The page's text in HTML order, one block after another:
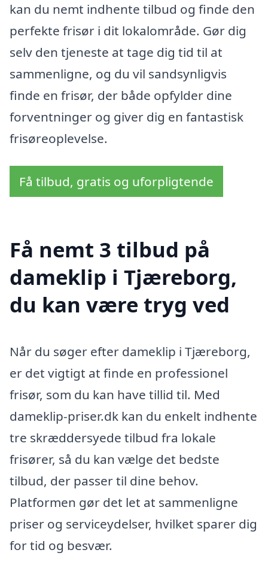
kan du nemt indhente tilbud og finde den
perfekte frisør i dit lokalområde. Gør dig
selv den tjeneste at tage dig tid til at
sammenligne, og du vil sandsynligvis
finde en frisør, der både opfylder dine
forventninger og giver dig en fantastisk
frisøreoplevelse.
Få tilbud, gratis og uforpligtende
Få nemt 3 tilbud på
dameklip i Tjæreborg,
du kan være tryg ved
Når du søger efter dameklip i Tjæreborg,
er det vigtigt at finde en professionel
frisør, som du kan have tillid til. Med
dameklip-priser.dk kan du enkelt indhente
tre skræddersyede tilbud fra lokale
frisører, så du kan vælge det bedste
tilbud, der passer til dine behov.
Platformen gør det let at sammenligne
priser og serviceydelser, hvilket sparer dig
for tid og besvær.